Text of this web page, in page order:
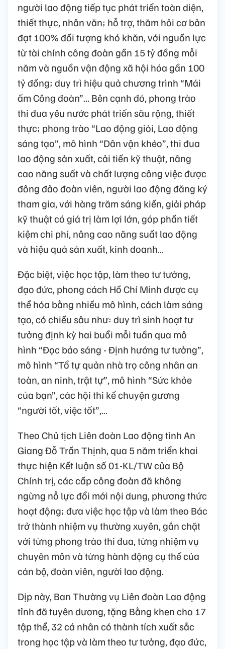
người lao động tiếp tục phát triển toàn diện,
thiết thực, nhân văn; hỗ trợ, thăm hỏi cơ bản
đạt 100% đối tượng khó khăn, với nguồn lực
từ tài chính công đoàn gần 15 tỷ đồng mỗi
năm và nguồn vận động xã hội hóa gần 100
tỷ đồng; duy trì hiệu quả chương trình “Mái
ấm Công đoàn”... Bên cạnh đó, phong trào
thi đua yêu nước phát triển sâu rộng, thiết
thực; phong trào “Lao động giỏi, Lao động
sáng tạo”, mô hình “Dân vận khéo”, thi đua
lao động sản xuất, cải tiến kỹ thuật, nâng
cao năng suất và chất lượng công việc được
đông đảo đoàn viên, người lao động đăng ký
tham gia, với hàng trăm sáng kiến, giải pháp
kỹ thuật có giá trị làm lợi lớn, góp phần tiết
kiệm chi phí, nâng cao năng suất lao động
và hiệu quả sản xuất, kinh doanh…
Đặc biệt, việc học tập, làm theo tư tưởng,
đạo đức, phong cách Hồ Chí Minh được cụ
thể hóa bằng nhiều mô hình, cách làm sáng
tạo, có chiều sâu như: duy trì sinh hoạt tư
tưởng định kỳ hai buổi mỗi tuần qua mô
hình “Đọc báo sáng - Định hướng tư tưởng”,
mô hình “Tổ tự quản nhà trọ công nhân an
toàn, an ninh, trật tự”, mô hình “Sức khỏe
của bạn”, các hội thi kể chuyện gương
“người tốt, việc tốt”,…
Theo Chủ tịch Liên đoàn Lao động tỉnh An
Giang Đỗ Trần Thịnh, qua 5 năm triển khai
thực hiện Kết luận số 01-KL/TW của Bộ
Chính trị, các cấp công đoàn đã không
ngừng nỗ lực đổi mới nội dung, phương thức
hoạt động; đưa việc học tập và làm theo Bác
trở thành nhiệm vụ thường xuyên, gắn chặt
với từng phong trào thi đua, từng nhiệm vụ
chuyên môn và từng hành động cụ thể của
cán bộ, đoàn viên, người lao động.
Dịp này, Ban Thường vụ Liên đoàn Lao động
tỉnh đã tuyên dương, tặng Bằng khen cho 17
tập thể, 32 cá nhân có thành tích xuất sắc
trong học tập và làm theo tư tưởng, đạo đức,